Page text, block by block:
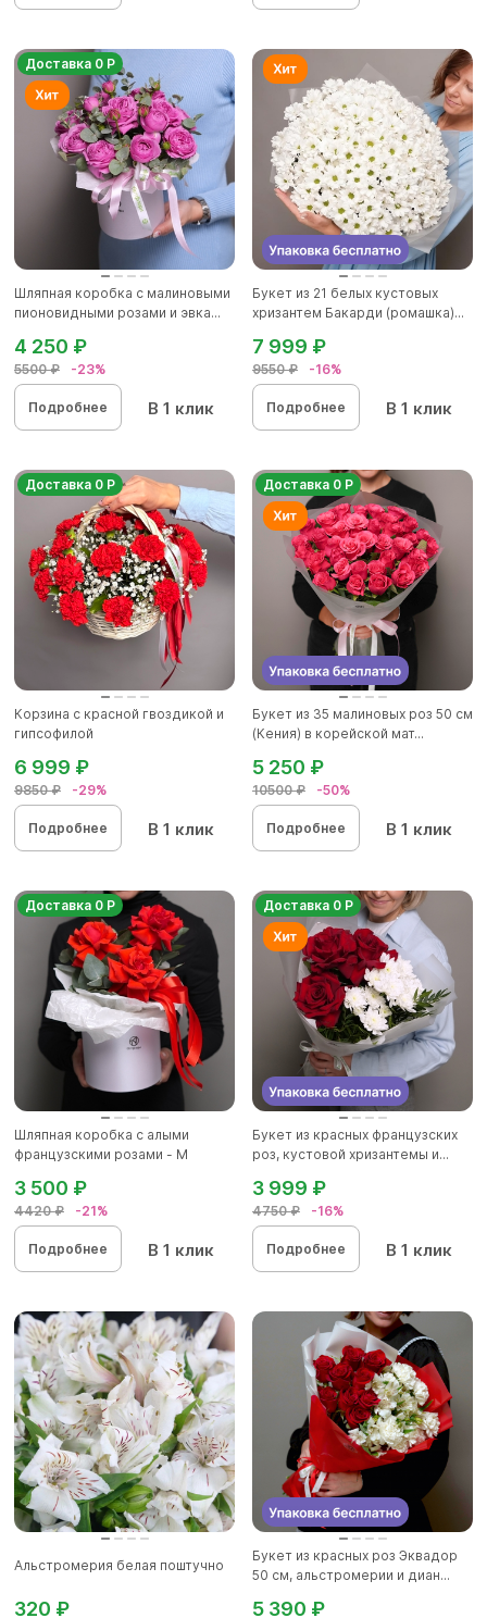
Доставка 0 Р
Шляпная коробка с малиновыми
пионовидными розами и эвка...
5500 ₽ -23%
4 250 ₽
Подробнее В 1 клик
Букет из 21 белых кустовых
хризантем Бакарди (ромашка)...
9550 ₽ -16%
7 999 ₽
Подробнее В 1 клик
Доставка 0 Р
Корзина с красной гвоздикой и
гипсофилой
9850 ₽ -29%
6 999 ₽
Подробнее В 1 клик
Доставка 0 Р
Букет из 35 малиновых роз 50 см
(Кения) в корейской мат...
10500 ₽ -50%
5 250 ₽
Подробнее В 1 клик
Доставка 0 Р
Шляпная коробка с алыми
французскими розами - M
4420 ₽ -21%
3 500 ₽
Подробнее В 1 клик
Доставка 0 Р
Букет из красных французских
роз, кустовой хризантемы и...
4750 ₽ -16%
3 999 ₽
Подробнее В 1 клик
Альстромерия белая поштучно
320 ₽
Букет из красных роз Эквадор
50 см, альстромерии и диан...
5 390 ₽